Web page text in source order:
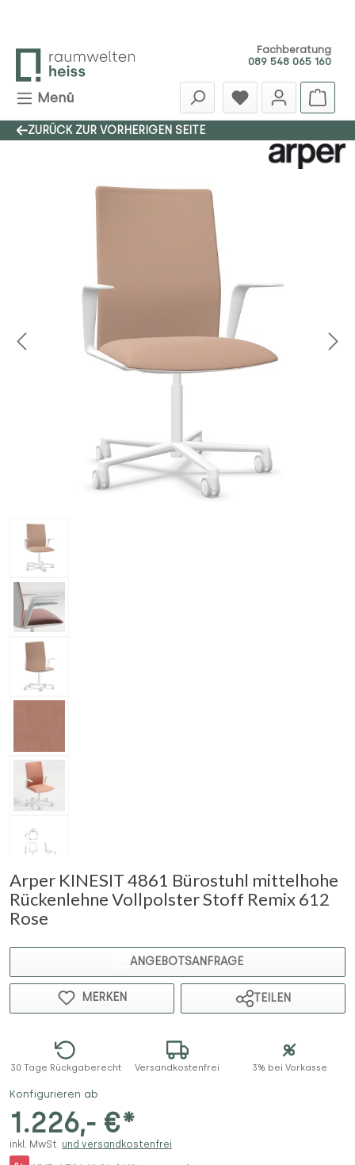
Fachberatung
089 548 065 160
Menü
ZURÜCK ZUR VORHERIGEN SEITE
Arper KINESIT 4861 Bürostuhl mittelhohe
Rückenlehne Vollpolster Stoff Remix 612
Rose
Bildergalerie überspringen
ANGEBOTSANFRAGE
MERKEN TEILEN
30 Tage Rückgaberecht Versandkostenfrei 3% bei Vorkasse
Konfigurieren ab
1.226,- €*
inkl. MwSt. und versandkostenfrei